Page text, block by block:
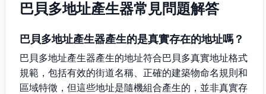
巴貝多地址產生器常見問題解答
巴貝多地址產生器產生的是真實存在的地址嗎？
巴貝多地址產生器產生的地址符合巴貝多真實地址格式
規範，包括有效的街道名稱、正確的建築物命名規則和
區域特徵，但這些地址是隨機組合產生的，並非真實存